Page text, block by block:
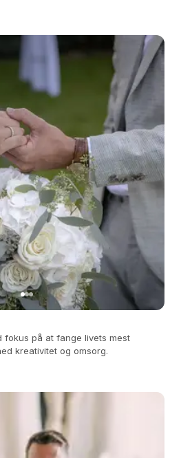
fokus på at fange livets mest
kreativitet og omsorg.